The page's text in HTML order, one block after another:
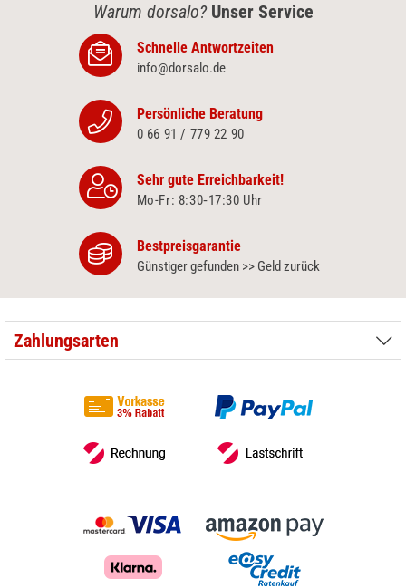
Warum dorsalo? Unser Service
Schnelle Antwortzeiten
info@dorsalo.de
Persönliche Beratung
0 66 91 / 779 22 90
Sehr gute Erreichbarkeit!
Mo-Fr: 8:30‑17:30 Uhr
Bestpreisgarantie
Günstiger gefunden >> Geld zurück
Zahlungsarten